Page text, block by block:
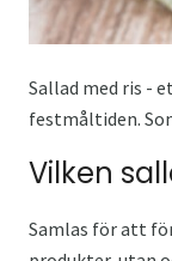
Sallad med ris -
festmåltiden.
Vilken
Samlas för att